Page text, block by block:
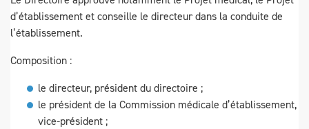
d’établissement et conseille le directeur dans la conduite de
l’établissement.
Composition :
le directeur, président du directoire ;
le président de la Commission médicale d’établissement,
vice-président ;